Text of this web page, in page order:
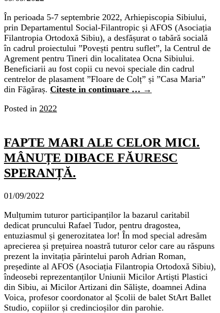
În perioada 5-7 septembrie 2022, Arhiepiscopia Sibiului,
prin Departamentul Social-Filantropic și AFOS (Asociația
Filantropia Ortodoxă Sibiu), a desfășurat o tabără socială
în cadrul proiectului ”Povești pentru suflet”, la Centrul de
Agrement pentru Tineri din localitatea Ocna Sibiului.
Beneficiarii au fost copii cu nevoi speciale din cadrul
centrelor de plasament ”Floare de Colț” și ”Casa Maria”
din Făgăraș. Citeste in continuare … →
Posted in 2022
FAPTE MARI ALE CELOR MICI.
MÂNUȚE DIBACE FĂURESC
SPERANȚĂ.
01/09/2022
Mulțumim tuturor participanților la bazarul caritabil
dedicat pruncului Rafael Tudor, pentru dragostea,
entuziasmul și generozitatea lor! În mod special adresăm
aprecierea și prețuirea noastră tuturor celor care au răspuns
prezent la invitația părintelui paroh Adrian Roman,
președinte al AFOS (Asociația Filantropia Ortodoxă Sibiu),
îndeosebi reprezentanților Uniunii Micilor Artiști Plastici
din Sibiu, ai Micilor Artizani din Săliște, doamnei Adina
Voica, profesor coordonator al Școlii de balet StArt Ballet
Studio, copiilor și credincioșilor din parohie.